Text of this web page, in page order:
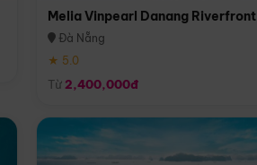
Melia Vinpearl Danang Riverfront
Đà Nẵng
★ 5.0
Từ 2,400,000đ